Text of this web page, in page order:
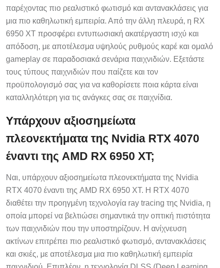
παρέχοντας πιο ρεαλιστικό φωτισμό και αντανακλάσεις για
μια πιο καθηλωτική εμπειρία. Από την άλλη πλευρά, η RX
6950 XT προσφέρει εντυπωσιακή ακατέργαστη ισχύ και
απόδοση, με αποτέλεσμα υψηλούς ρυθμούς καρέ και ομαλό
gameplay σε παραδοσιακά σενάρια παιχνιδιών. Εξετάστε
τους τύπους παιχνιδιών που παίζετε και τον
προϋπολογισμό σας για να καθορίσετε ποια κάρτα είναι
καταλληλότερη για τις ανάγκες σας σε παιχνίδια.
Υπάρχουν αξιοσημείωτα
πλεονεκτήματα της Nvidia RTX 4070
έναντι της AMD RX 6950 XT;
Ναι, υπάρχουν αξιοσημείωτα πλεονεκτήματα της Nvidia
RTX 4070 έναντι της AMD RX 6950 XT. Η RTX 4070
διαθέτει την προηγμένη τεχνολογία ray tracing της Nvidia, η
οποία μπορεί να βελτιώσει σημαντικά την οπτική πιστότητα
των παιχνιδιών που την υποστηρίζουν. Η ανίχνευση
ακτίνων επιτρέπει πιο ρεαλιστικό φωτισμό, αντανακλάσεις
και σκιές, με αποτέλεσμα μια πιο καθηλωτική εμπειρία
παιχνιδιού. Επιπλέον, η τεχνολογία DLSS (Deep Learning